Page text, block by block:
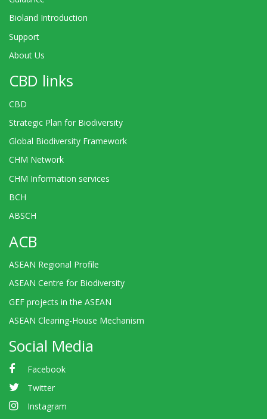
Bioland Introduction
Support
About Us
CBD links
CBD
Strategic Plan for Biodiversity
Global Biodiversity Framework
CHM Network
CHM Information services
BCH
ABSCH
ACB
ASEAN Regional Profile
ASEAN Centre for Biodiversity
GEF projects in the ASEAN
ASEAN Clearing-House Mechanism
Social Media
Facebook
Twitter
Instagram